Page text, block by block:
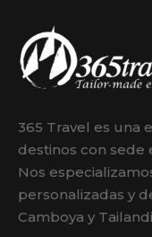
365 Travel es una
destinos con sede
Nos
personalizadas y
Camboya y